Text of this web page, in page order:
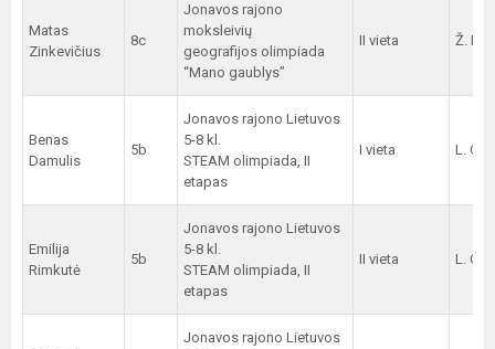
Matas
Zinkevičius
8c
Jonavos rajono
moksleivių
geografijos olimpiada
“Mano gaublys”
II vieta Ž.
Benas
Damulis
5b
Jonavos rajono Lietuvos
5-8 kl.
STEAM olimpiada, II
etapas
I vieta L.
Emilija
Rimkutė
5b
Jonavos rajono Lietuvos
5-8 kl.
STEAM olimpiada, II
etapas
II vieta L.
Jonavos rajono Lietuvos